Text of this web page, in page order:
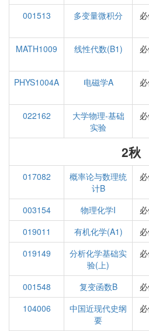
001513
多变量微积分
MATH1009
线性代数(B1)
PHYS1004A
电磁学A
022162
大学物理-基础
实验
2秋
017082
概率论与数理统
计B
003154 物理化学I
019011
有机化学(A1)
019149
分析化学基础实
验(上)
001548 复变函数B
104006
中国近现代史纲
要